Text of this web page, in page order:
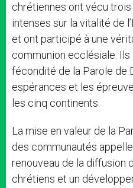
chrétiennes ont vécu trois
intenses sur la vitalité de
et ont participé à une
communion ecclésiale.
fécondité de la Parole de
espérances et les
les cinq continents.
La mise en valeur de la
des communautés
renouveau de la diffusion
chrétiens et un